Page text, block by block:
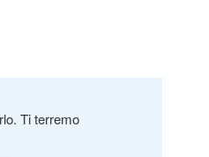
Ti terremo